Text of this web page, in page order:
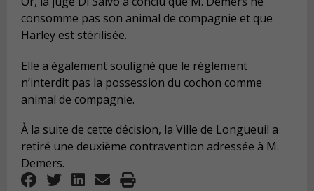
consomme pas son animal de compagnie et que
Harley est stérilisée.
Elle a également souligné que le règlement
n’interdit pas la possession du cochon comme
animal de compagnie.
À la suite de cette décision, la Ville de Longueuil a
retiré une deuxième contravention adressée à M.
Demers.